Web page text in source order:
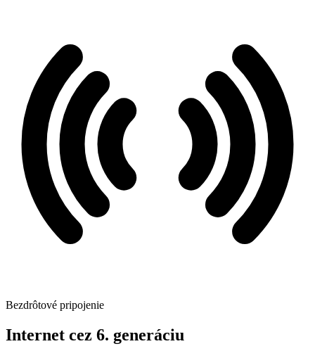
Bezdrôtové pripojenie
Internet cez 6. generáciu